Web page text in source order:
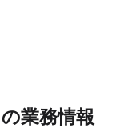
の業務情報